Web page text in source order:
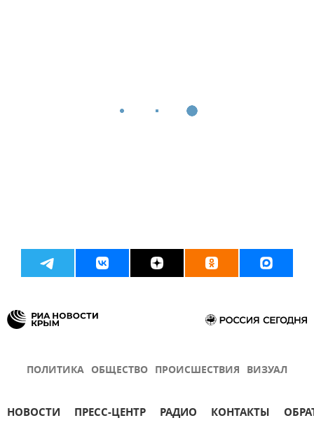
ПОЛИТИКА ОБЩЕСТВО ПРОИСШЕСТВИЯ ВИЗУАЛ
НОВОСТИ ПРЕСС-ЦЕНТР РАДИО КОНТАКТЫ